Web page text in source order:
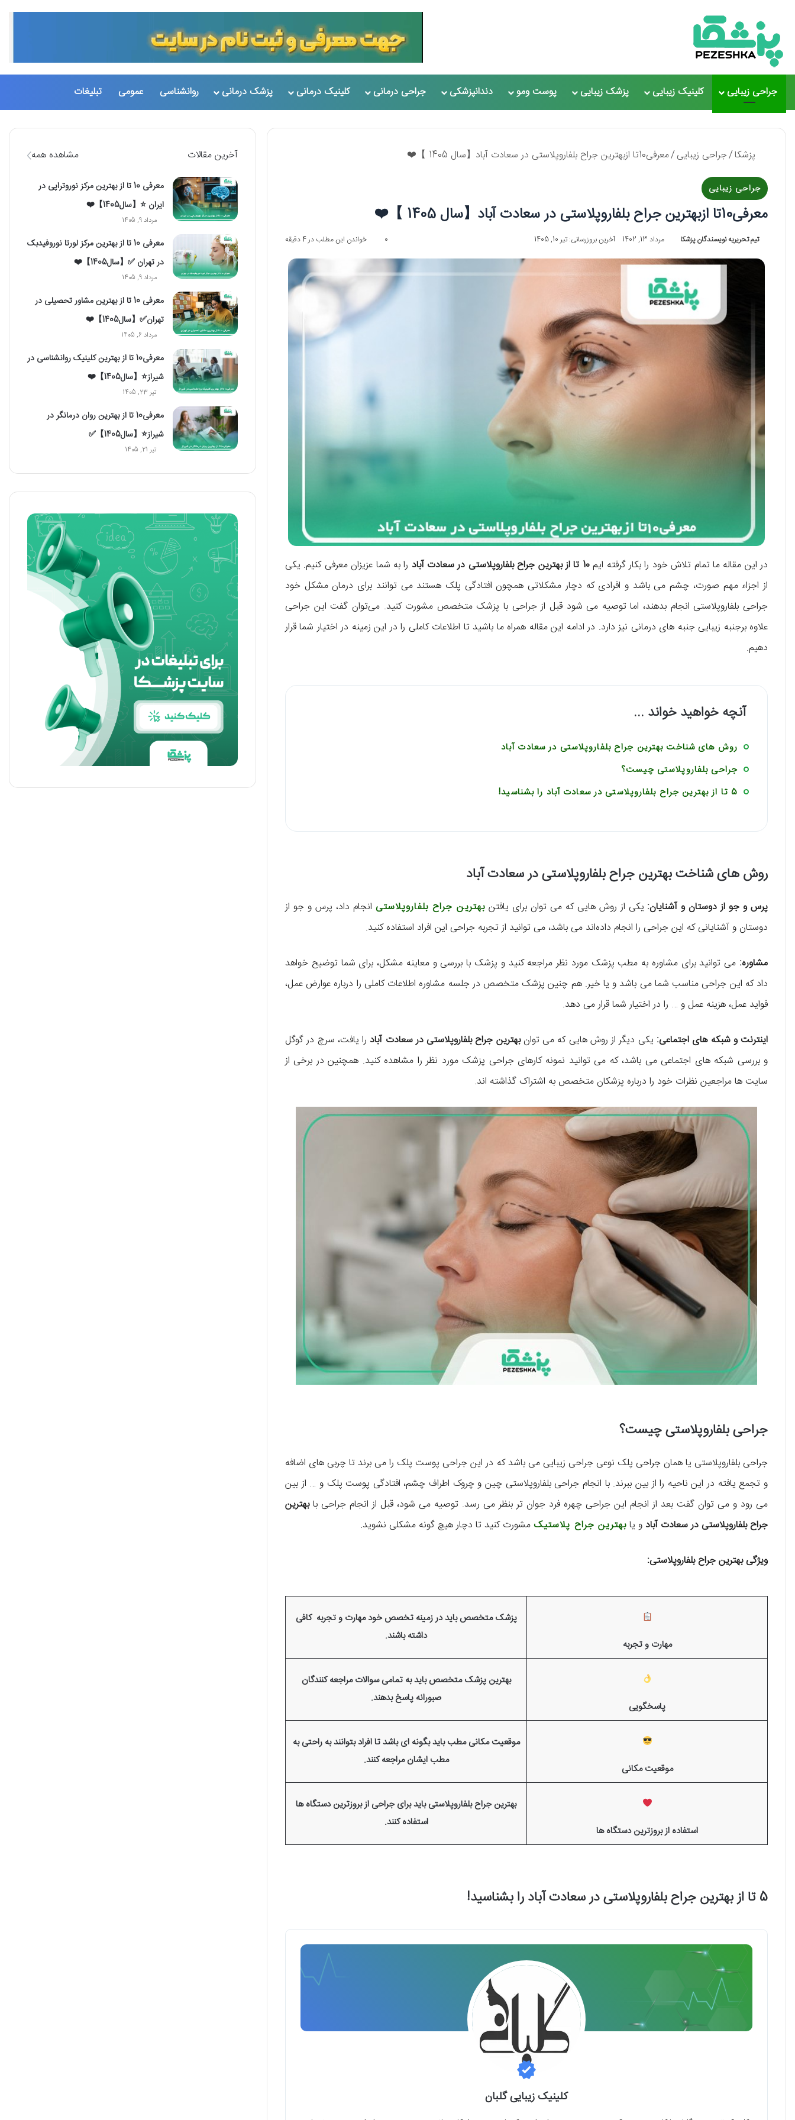
جراحی زیبایی کلینیک زیبایی پزشک زیبایی پوست ومو دندانپزشکی جراحی درمانی کلینیک درمانی پزشک درمانی روانشناسی عمومی تبلیغات
پزشکا/جراحی زیبایی/معرفی10تا ازبهترین جراح بلفاروپلاستی در سعادت آباد【سال 1405 】❤️
جراحی زیبایی
معرفی10تا ازبهترین جراح بلفاروپلاستی در سعادت آباد【سال 1405 】❤️
تیم تحریریه نویسندگان پزشکا مرداد 13, 1402 آخرین بروزرسانی: تیر 10, 1405 0 خواندن این مطلب در 4 دقیقه
در این مقاله ما تمام تلاش خود را بکار گرفته ایم10 تا از بهترین جراح بلفاروپلاستی در سعادت آباد را به شما عزیزان معرفی کنیم. یکی
از اجزاء مهم صورت، چشم می باشد و افرادی که دچار مشکلاتی همچون افتادگی پلک هستند می توانند برای درمان مشکل خود
جراحی بلفاروپلاستی انجام بدهند، اما توصیه می شود قبل از جراحی با پزشک متخصص مشورت کنید. می‌توان گفت این جراحی
علاوه برجنبه زیبایی جنبه های درمانی نیز دارد. در ادامه این مقاله همراه ما باشید تا اطلاعات کاملی را در این زمینه در اختیار شما قرار
دهیم.
آنچه خواهید خواند ...
روش های شناخت بهترین جراح بلفاروپلاستی در سعادت آباد
جراحی بلفاروپلاستی چیست؟
5 تا از بهترین جراح بلفاروپلاستی در سعادت آباد را بشناسید!
روش های شناخت بهترین جراح بلفاروپلاستی در سعادت آباد
پرس و جو از دوستان و آشنایان: یکی از روش هایی که می توان برای یافتن بهترین جراح بلفاروپلاستی انجام داد، پرس و جو از
دوستان و آشنایانی که این جراحی را انجام داده‌اند می باشد، می توانید از تجربه جراحی این افراد استفاده کنید.
مشاوره: می توانید برای مشاوره به مطب پزشک مورد نظر مراجعه کنید و پزشک با بررسی و معاینه مشکل، برای شما توضیح خواهد
داد که این جراحی مناسب شما می باشد و یا خیر. هم چنین پزشک متخصص در جلسه مشاوره اطلاعات کاملی را درباره عوارض عمل،
فواید عمل، هزینه عمل و … را در اختیار شما قرار می دهد.
اینترنت و شبکه های اجتماعی: یکی دیگر از روش هایی که می توانبهترین جراح بلفاروپلاستی در سعادت آباد را یافت، سرچ در گوگل
و بررسی شبکه های اجتماعی می باشد، که می توانید نمونه کارهای جراحی پزشک مورد نظر را مشاهده کنید. همچنین در برخی از
سایت ها مراجعین نظرات خود را درباره پزشکان متخصص به اشتراک گذاشته اند.
جراحی بلفاروپلاستی چیست؟
جراحی بلفاروپلاستی یا همان جراحی پلک نوعی جراحی زیبایی می باشد که در این جراحی پوست پلک را می برند تا چربی های اضافه
و تجمع یافته در این ناحیه را از بین ببرند. با انجام جراحی بلفاروپلاستی چین و چروک اطراف چشم، افتادگی پوست پلک و … از بین
می رود و می توان گفت بعد از انجام این جراحی چهره فرد جوان تر بنظر می رسد. توصیه می شود، قبل از انجام جراحی بابهترین
جراح بلفاروپلاستی در سعادت آباد و یابهترین جراح پلاستیکمشورت کنید تا دچار هیچ گونه مشکلی نشوید.
ویژگی بهترین جراح بلفاروپلاستی:
مهارت و تجربه
پزشک متخصص باید در زمینه تخصص خود مهارت و تجربه کافی
داشته باشند.
پاسخگویی
بهترین پزشک متخصص باید به تمامی سوالات مراجعه کنندگان
صبورانه پاسخ بدهند.
موقعیت مکانی
موقعیت مکانی مطب باید بگونه ای باشد تا افراد بتوانند به راحتی به
مطب ایشان مراجعه کنند.
استفاده از بروزترین دستگاه ها
بهترین جراح بلفاروپلاستی باید برای جراحی از بروزترین دستگاه ها
استفاده کنند.
5 تا از بهترین جراح بلفاروپلاستی در سعادت آباد را بشناسید!
کلینیک زیبایی گلبان
آخرین مقالات مشاهده همه
معرفی 10 تا از بهترین مرکز نوروتراپی در
ایران ⭐【سال1405】❤️
مرداد 9, 1405
معرفی 10 تا از بهترین مرکز لورتا نوروفیدبک
در تهران ✅【سال1405】❤️
مرداد 9, 1405
معرفی 10 تا از بهترین مشاور تحصیلی در
تهران✅【سال1405】❤️
مرداد 6, 1405
معرفی10 تا از بهترین کلینیک روانشناسی در
شیراز⭐【سال1405】❤️
تیر 23, 1405
معرفی10 تا از بهترین روان درمانگر در
شیراز⭐【سال1405】✅
تیر 21, 1405